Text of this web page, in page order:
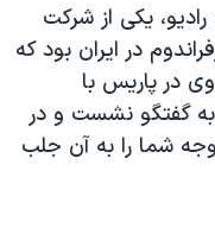
يکی از شرکت
در ايران بود که
در پاريس با
گفتگو نشست و در
شما را به آن جلب